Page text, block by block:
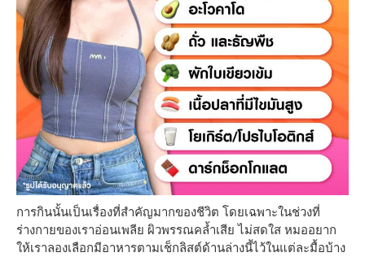
การกินนั้นเป็นเรื่องที่สำคัญมากของชีวิต โดยเฉพาะในช่วงที่
ร่างกายของเราอ่อนเพลีย ผิวพรรณคล้ำเสีย ไม่สดใส หมออยาก
ให้เราลองเลือกมีอาหารตามเช็กลิสต์ด้านล่างนี้ไว้ในแต่ละมื้อบ้าง